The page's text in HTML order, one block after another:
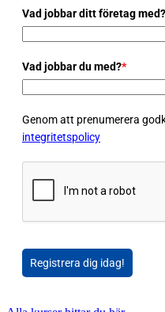
Vad jobbar ditt företag med?
Vad jobbar du med?*
Genom att prenumerera
integritetspolicy
Registrera dig idag!